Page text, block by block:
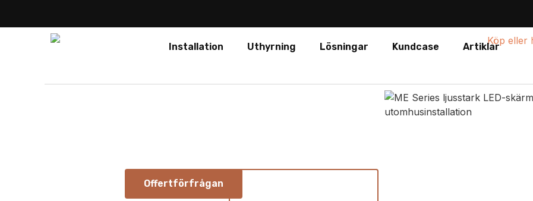
Installation Uthyrning Lösningar Kundcase Artiklar
Offertförfrågan